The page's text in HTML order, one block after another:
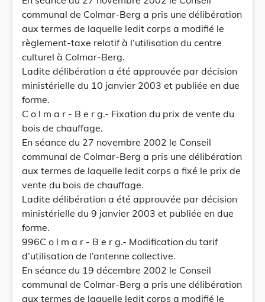
communal de Colmar-Berg a pris une délibération
aux termes de laquelle ledit corps a modifié le
règlement-taxe relatif à l’utilisation du centre
culturel à Colmar-Berg.
Ladite délibération a été approuvée par décision
ministérielle du 10 janvier 2003 et publiée en due
forme.
C o l m a r - B e r g.- Fixation du prix de vente du
bois de chauffage.
En séance du 27 novembre 2002 le Conseil
communal de Colmar-Berg a pris une délibération
aux termes de laquelle ledit corps a fixé le prix de
vente du bois de chauffage.
Ladite délibération a été approuvée par décision
ministérielle du 9 janvier 2003 et publiée en due
forme.
996C o l m a r - B e r g.- Modification du tarif
d’utilisation de l’antenne collective.
En séance du 19 décembre 2002 le Conseil
communal de Colmar-Berg a pris une délibération
aux termes de laquelle ledit corps a modifié le